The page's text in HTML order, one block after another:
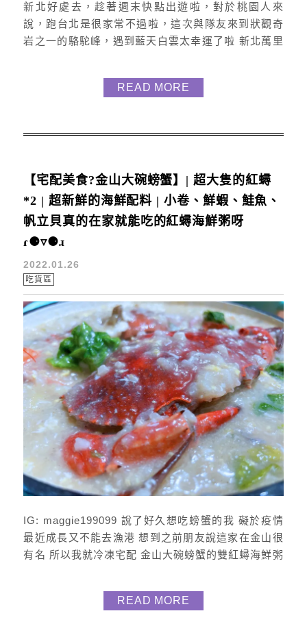
新北好處去，趁著週末快點出遊啦，對於桃園人來
說，跑台北是很家常不過啦，這次與隊友來到狀觀奇
岩之一的駱駝峰，遇到藍天白雲太幸運了啦 新北萬里
意自身安全。 駱駝峰介紹 新北市萬裡的駱駝峰是一個
READ MORE
【宅配美食?金山大碗螃蟹】| 超大隻的紅蟳
*2 | 超新鮮的海鮮配料 | 小卷、鮮蝦、鮭魚、
帆立貝真的在家就能吃的紅蟳海鮮粥呀
ɾ⚈▿⚈ɹ
2022.01.26
吃貨區
IG: maggie199099 說了好久想吃螃蟹的我 礙於疫情
最近成長又不能去漁港 想到之前朋友說這家在金山很
有名 所以我就冷凍宅配 金山大碗螃蟹的雙紅蟳海鮮粥
面是超新鮮的海鮮 紅蟳*2隻 小卷、鮮蝦、鮭魚、帆立
貝*1組 高湯粥*2包 香料*2包 不用一千就吃得到也太
READ MORE